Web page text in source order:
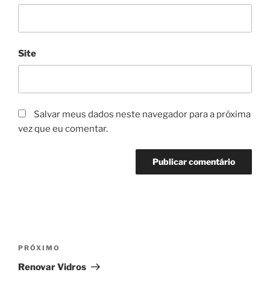
Site
Salvar meus dados neste navegador para a próxima
vez que eu comentar.
PRÓXIMO
Renovar Vidros